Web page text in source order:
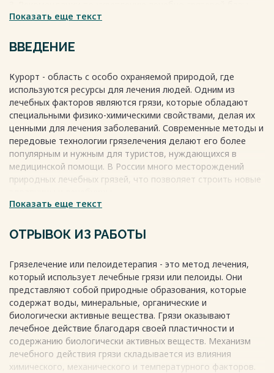
Российской Федерации 28
3.2 Особенности развития грязевых курортов России 30
Заключение 33
Весь текст будет доступенпосле покупки
Показать еще текст
ВВЕДЕНИЕ
Курорт - область с особо охраняемой природой, где
используются ресурсы для лечения людей. Одним из
лечебных факторов являются грязи, которые обладают
специальными физико-химическими свойствами, делая их
ценными для лечения заболеваний. Современные методы и
передовые технологии грязелечения делают его более
популярным и нужным для туристов, нуждающихся в
медицинской помощи. В России много месторождений
природных лечебных грязей, что позволяет строить новые
Весь текст будет доступен
Показать еще текст
ОТРЫВОК ИЗ РАБОТЫ
Грязелечение или пелоидетерапия - это метод лечения,
который использует лечебные грязи или пелоиды. Они
представляют собой природные образования, которые
содержат воды, минеральные, органические и
биологически активные вещества. Грязи оказывают
лечебное действие благодаря своей пластичности и
содержанию биологически активных веществ. Механизм
лечебного действия грязи складывается из влияния
химического, механического и температурного факторов.